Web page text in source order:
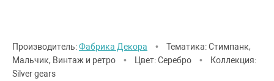
Производитель:Фабрика Декора •
Тематика: Стимпанк,
Мальчик, Винтаж и ретро
• Цвет: Серебро •
Коллекция:
Silver gears